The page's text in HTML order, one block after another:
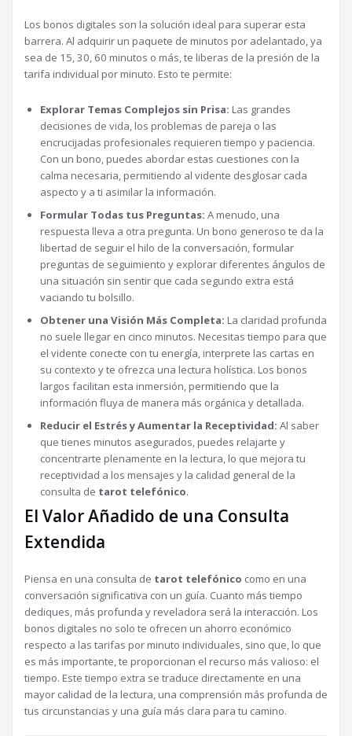
Los bonos digitales son la solución ideal para superar esta
barrera. Al adquirir un paquete de minutos por adelantado, ya
sea de 15, 30, 60 minutos o más, te liberas de la presión de la
tarifa individual por minuto. Esto te permite:
Explorar Temas Complejos sin Prisa: Las grandes
decisiones de vida, los problemas de pareja o las
encrucijadas profesionales requieren tiempo y paciencia.
Con un bono, puedes abordar estas cuestiones con la
calma necesaria, permitiendo al vidente desglosar cada
aspecto y a ti asimilar la información.
Formular Todas tus Preguntas: A menudo, una
respuesta lleva a otra pregunta. Un bono generoso te da la
libertad de seguir el hilo de la conversación, formular
preguntas de seguimiento y explorar diferentes ángulos de
una situación sin sentir que cada segundo extra está
vaciando tu bolsillo.
Obtener una Visión Más Completa: La claridad profunda
no suele llegar en cinco minutos. Necesitas tiempo para que
el vidente conecte con tu energía, interprete las cartas en
su contexto y te ofrezca una lectura holística. Los bonos
largos facilitan esta inmersión, permitiendo que la
información fluya de manera más orgánica y detallada.
Reducir el Estrés y Aumentar la Receptividad: Al saber
que tienes minutos asegurados, puedes relajarte y
concentrarte plenamente en la lectura, lo que mejora tu
receptividad a los mensajes y la calidad general de la
consulta de tarot telefónico.
El Valor Añadido de una Consulta
Extendida
Piensa en una consulta de tarot telefónico como en una
conversación significativa con un guía. Cuanto más tiempo
dediques, más profunda y reveladora será la interacción. Los
bonos digitales no solo te ofrecen un ahorro económico
respecto a las tarifas por minuto individuales, sino que, lo que
es más importante, te proporcionan el recurso más valioso: el
tiempo. Este tiempo extra se traduce directamente en una
mayor calidad de la lectura, una comprensión más profunda de
tus circunstancias y una guía más clara para tu camino.